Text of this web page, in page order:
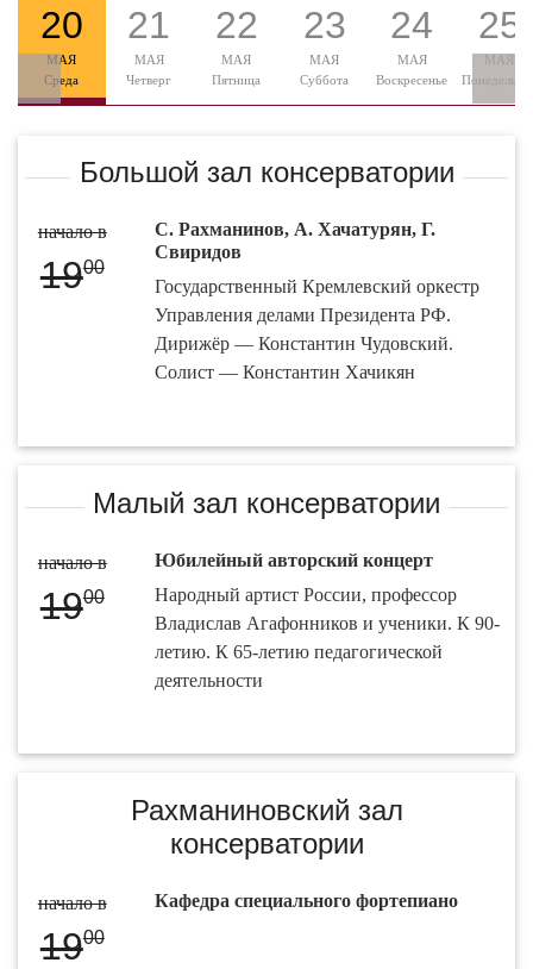
20
МАЯ
Среда
21
МАЯ
Четверг
22
МАЯ
Пятница
23
МАЯ
Суббота
24
МАЯ
Воскресенье
25
МАЯ
Большой зал консерватории
начало в
1900
С. Рахманинов, А. Хачатурян, Г.
Свиридов
Государственный Кремлевский оркестр
Управления делами Президента РФ.
Дирижёр — Константин Чудовский.
Солист — Константин Хачикян
Малый зал консерватории
начало в
1900
Юбилейный авторский концерт
Народный артист России, профессор
Владислав Агафонников и ученики. К 90-
летию. К 65-летию педагогической
деятельности
Рахманиновский зал
консерватории
начало в
1900
Кафедра специального фортепиано